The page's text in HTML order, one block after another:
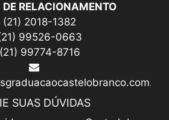
RELACIONAMENTO
(21) 2018-1382
99526-0663
(21) 99774-8716
SUAS DÚVIDAS